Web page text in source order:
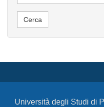
Università degli Studi di